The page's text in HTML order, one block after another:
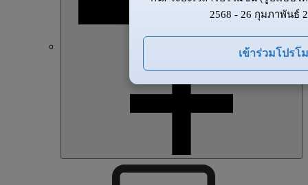
2568 - 26 กุมภาพันธ์
เข้าร่วมโปรโ